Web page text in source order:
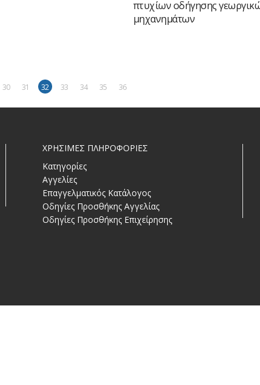
πτυχίων οδήγησης
μηχανημάτων
30 31 32 33 34 35 36
ΧΡΗΣΙΜΕΣ ΠΛΗΡΟΦΟΡΙΕΣ
Κατηγορίες
Αγγελίες
Επαγγελματικός Κατάλογος
Οδηγίες Προσθήκης Αγγελίας
Οδηγίες Προσθήκης Επιχείρησης